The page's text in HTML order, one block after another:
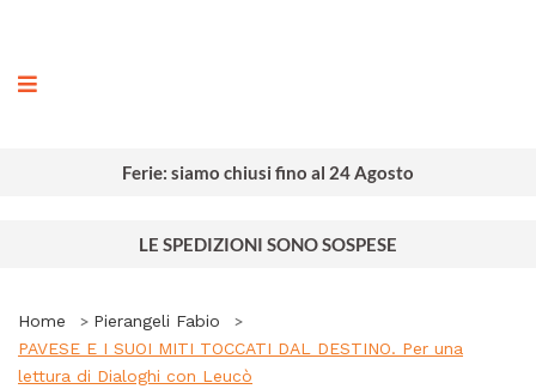
Ferie: siamo chiusi fino al 24 Agosto
LE SPEDIZIONI SONO SOSPESE
Home
Pierangeli Fabio
PAVESE E I SUOI MITI TOCCATI DAL DESTINO. Per una
lettura di Dialoghi con Leucò